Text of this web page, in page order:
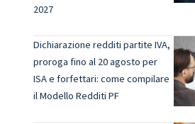
2027
Dichiarazione redditi partite IVA,
proroga fino al 20 agosto per
ISA e forfettari: come compilare
il Modello Redditi PF